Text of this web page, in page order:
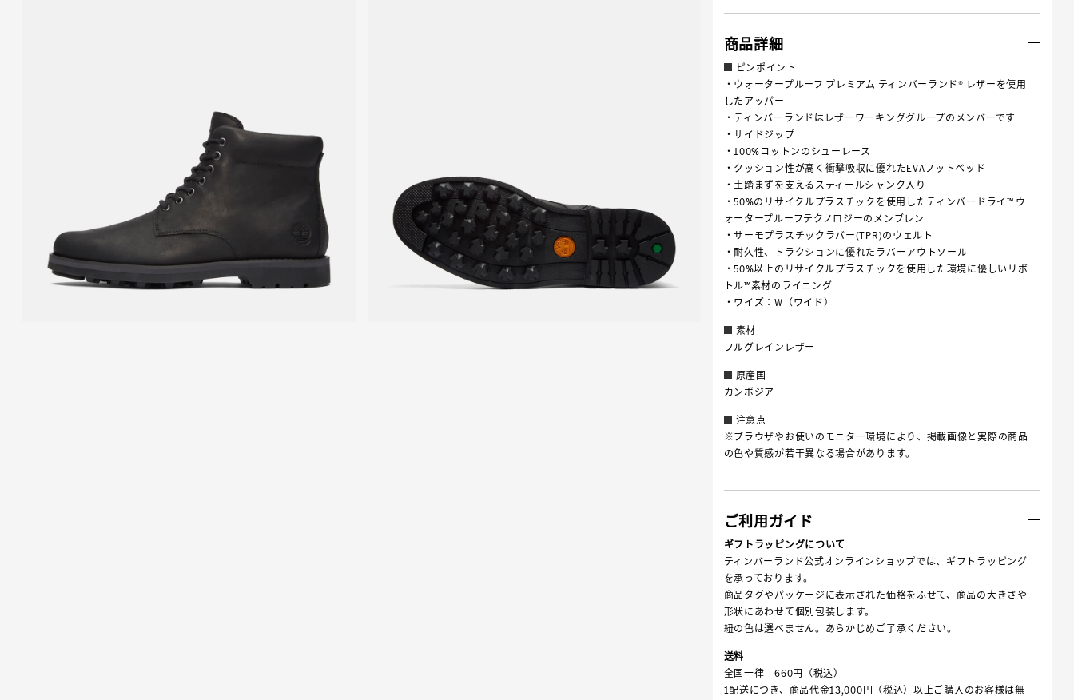
商品詳細
ピンポイント
・ウォータープルーフ プレミアム ティンバーランド® レザーを使用
したアッパー
・ティンバーランドはレザーワーキンググループのメンバーです
・サイドジップ
・100%コットンのシューレース
・クッション性が高く衝撃吸収に優れたEVAフットベッド
・土踏まずを支えるスティールシャンク入り
・50%のリサイクルプラスチックを使用したティンバードライ™ ウ
ォータープルーフテクノロジーのメンブレン
・サーモプラスチックラバー(TPR)のウェルト
・耐久性、トラクションに優れたラバーアウトソール
・50%以上のリサイクルプラスチックを使用した環境に優しいリボ
トル™素材のライニング
・ワイズ：W（ワイド）
素材
フルグレインレザー
原産国
カンボジア
注意点
※ブラウザやお使いのモニター環境により、掲載画像と実際の商品
の色や質感が若干異なる場合があります。
ご利用ガイド
ギフトラッピングについて
ティンバーランド公式オンラインショップでは、ギフトラッピング
を承っております。
商品タグやパッケージに表示された価格をふせて、商品の大きさや
形状にあわせて個別包装します。
紐の色は選べません。あらかじめご了承ください。
送料
全国一律 660円（税込）
1配送につき、商品代金13,000円（税込）以上ご購入のお客様は無